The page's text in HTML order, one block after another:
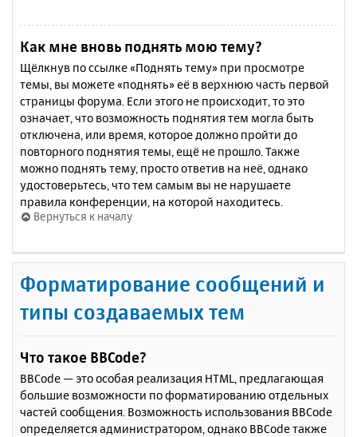
Как мне вновь поднять мою тему?
Щёлкнув по ссылке «Поднять тему» при просмотре
темы, вы можете «поднять» её в верхнюю часть первой
страницы форума. Если этого не происходит, то это
означает, что возможность поднятия тем могла быть
отключена, или время, которое должно пройти до
повторного поднятия темы, ещё не прошло. Также
можно поднять тему, просто ответив на неё, однако
удостоверьтесь, что тем самым вы не нарушаете
правила конференции, на которой находитесь.
Вернуться к началу
Форматирование сообщений и
типы создаваемых тем
Что такое BBCode?
BBCode — это особая реализация HTML, предлагающая
большие возможности по форматированию отдельных
частей сообщения. Возможность использования BBCode
определяется администратором, однако BBCode также